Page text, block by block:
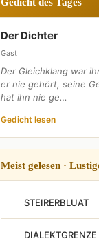
Der Dichter
Gast
Der Gleichklang war
er nie gehört, seine
hat ihn nie ge…
Gedicht lesen
Meist gelesen ·
STEIRERBLUAT
DIALEKTGRENZE